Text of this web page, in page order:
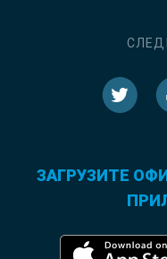
ЗАГРУЗИТЕ